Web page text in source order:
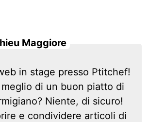
Maggiore
in stage presso Ptitchef!
meglio di un buon piatto di
Niente, di sicuro!
e condividere articoli di